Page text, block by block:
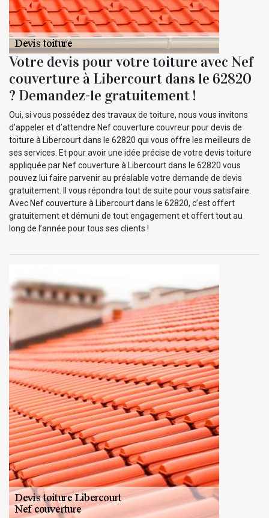
Votre devis pour votre toiture avec Nef
couverture à Libercourt dans le 62820
? Demandez-le gratuitement !
Oui, si vous possédez des travaux de toiture, nous vous invitons
d’appeler et d’attendre Nef couverture couvreur pour devis de
toiture à Libercourt dans le 62820 qui vous offre les meilleurs de
ses services. Et pour avoir une idée précise de votre devis toiture
appliquée par Nef couverture à Libercourt dans le 62820 vous
pouvez lui faire parvenir au préalable votre demande de devis
gratuitement. Il vous répondra tout de suite pour vous satisfaire.
Avec Nef couverture à Libercourt dans le 62820, c’est offert
gratuitement et démuni de tout engagement et offert tout au
long de l’année pour tous ses clients !